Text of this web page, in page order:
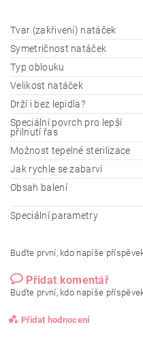
Tvar (zakřivení) natáček
Symetričnost natáček
Typ oblouku
Velikost natáček
Drží i bez lepidla?
Speciální povrch pro lepší
přilnutí řas
Možnost tepelné sterilizace
Jak rychle se zabarví
Obsah balení
Speciální parametry
Buďte první, kdo napíše
Přidat komentář
Buďte první, kdo napíše
Přidat hodnocení